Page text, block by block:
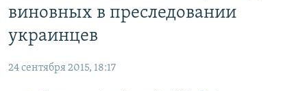
главной
ВернутсяИНТЕРАКТИВ
РАДІО СВОБОДА
виновных в преследовании
украинцев
24 сентября 2015, 18:17